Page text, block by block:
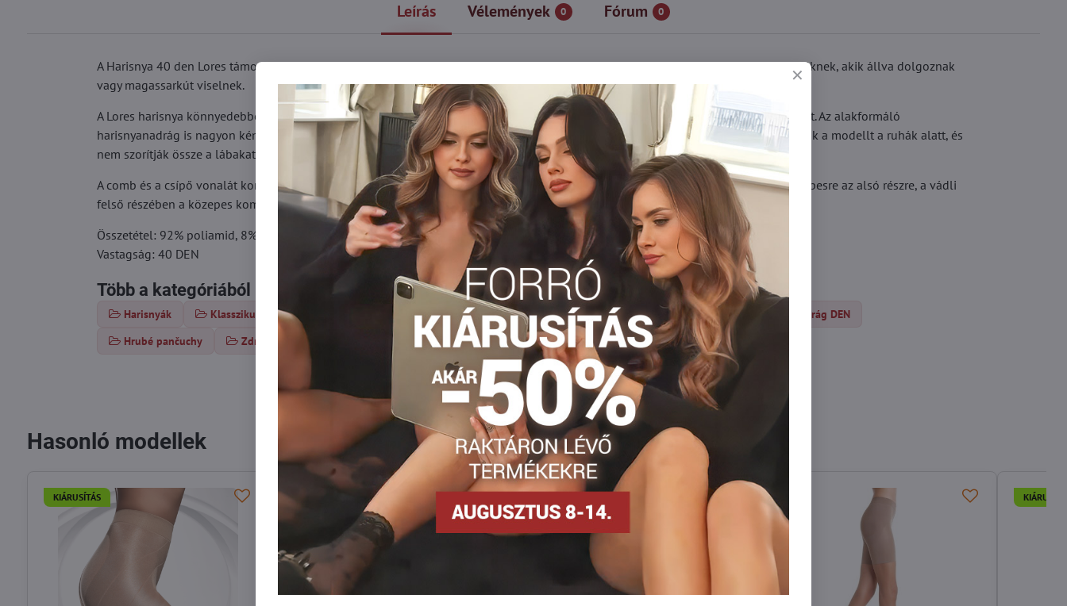
Leírás Vélemények 0 Fórum 0
A Harisnya 40 den Lores támogatja a narancsbőr elleni küzdelmet és megszünteti a fáradt lábak érzését – ezért ideális azoknak a nőknek, akik állva dolgoznak
vagy magassarkút viselnek.
A Lores harisnya könnyedebbé teszi a lábát egy egész napos munka után is, és nap mint nap megfigyelheti a narancsbőr csökkenését. Az alakformáló
harisnyanadrág is nagyon kényelmes. A puha szegély és a stratégiai helyeken található láthatatlan megerősítések láthatatlanná teszik a modellt a ruhák alatt, és
nem szorítják össze a lábakat, és élvezheti a karcsúsító hatást és a lenyűgöző kényelmet!
A comb és a csípő vonalát korrigáló, a narancsbőr elleni küzdelemben segítő harisnyanadrág a comb felső részének fényétől a közepesre az alsó részre, a vádli
felső részében a közepes kompresszióra, az erősre állítható. alsó rész.
Összetétel: 92% poliamid, 8% elasztán
Vastagság: 40 DEN
Több a kategóriából
Harisnyák Klasszikus harisnya Vastag harisnya Alakformáló harisnya Harisnya 30-40 DEN-es
Harisnyanadrág DEN
Hrubé pančuchy
Zdravotné pančuchy Silonky 30-40 DEN
FacebookTwitterBlueskyPinterest RedditLinkedInWhatsApp
E-
Hasonló modellek
KIÁRUSÍTÁS